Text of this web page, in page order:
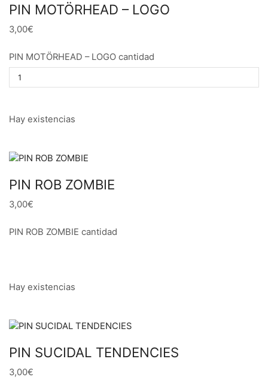
PIN MOTÖRHEAD – LOGO
3,00€
PIN MOTÖRHEAD – LOGO cantidad
Hay existencias
PIN ROB ZOMBIE
3,00€
PIN ROB ZOMBIE cantidad
Hay existencias
PIN SUCIDAL TENDENCIES
3,00€